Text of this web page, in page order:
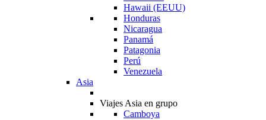
Hawaii (EEUU)
Honduras
Nicaragua
Panamá
Patagonia
Perú
Venezuela
Asia
Viajes Asia en grupo
Camboya